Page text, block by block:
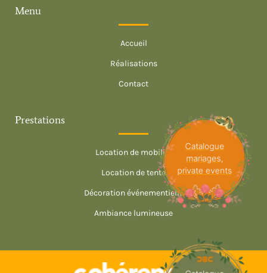
Décoration évènementiel Saint-Raphaël
Catalogue
mariages,
private events
Menu
Accueil
Réalisations
Contact
Prestations
Location de mobilier
Location de tente
Décoration événementielle
Ambiance lumineuse